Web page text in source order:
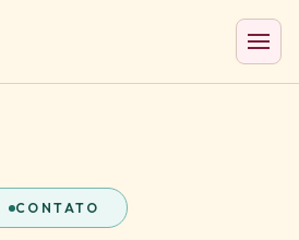
CONTATO